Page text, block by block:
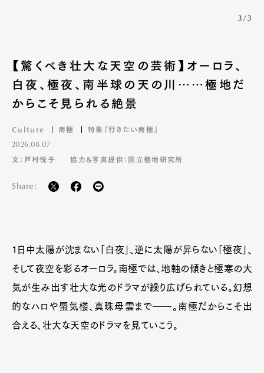
Pen Meet
Pen international
3/3
【驚くべき壮大な天空の芸術】オーロラ、
白夜、極夜、南半球の天の川……極地だ
からこそ見られる絶景
Culture 南極 特集『行きたい南極』
2026.08.07
文：戸村悦子
協力&写真提供：国立極地研究所
Share:
1日中太陽が沈まない「白夜」、逆に太陽が昇らない「極夜」、
そして夜空を彩るオーロラ。南極では、地軸の傾きと極寒の大
気が生み出す壮大な光のドラマが繰り広げられている。幻想
的なハロや蜃気楼、真珠母雲まで――。南極だからこそ出
合える、壮大な天空のドラマを見ていこう。